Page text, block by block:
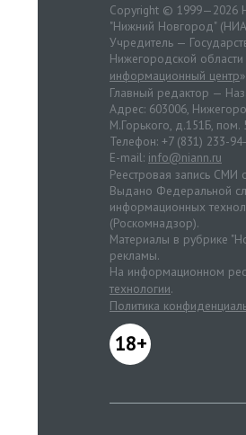
Copyright © 1999—2026
"Нижний Новгород"
Учредитель —
Нижегородской области
информационный центр»
Главный редактор —
Адрес: 603006,
М.Горького, д.151Б, пом.
Телефон: +7 (831) 233-
E-mail: info@niann.ru
Реестровая запись
Выдано Федеральной
информационных
(Роскомнадзор).
Материалы в рубрике
рекламы.
На информационном
технологии.
Политика
18+